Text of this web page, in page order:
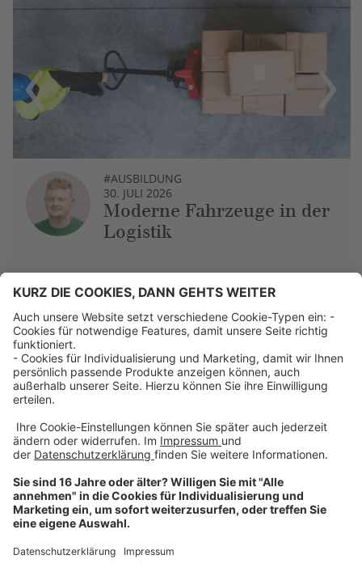
Previous
#AUSBILDUNG
30. JULI 2026
Moderne Fahrzeuge in der
Logistik
Next
Über uns
Dehner Unternehmen
Jobs bei Dehner